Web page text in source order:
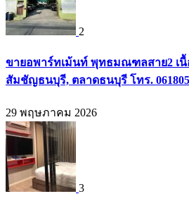
2
ขายอพาร์ทเม้นท์ พุทธมณฑลสาย2 เนื้
สัมชัญธนบุรี, ตลาดธนบุรี โทร.
29 พฤษภาคม 2026
3